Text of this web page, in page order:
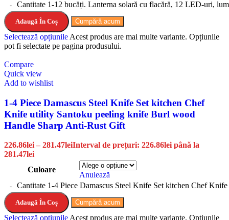
Cantitate 1-12 bucăți. Lanterna solară cu flacără, 12 LED-uri,
Adaugă În Coș Cumpără acum
Selectează opțiunile Acest produs are mai multe variante. Opțiunile
pot fi selectate pe pagina produsului.
Compare
Quick view
Add to wishlist
1-4 Piece Damascus Steel Knife Set kitchen Chef
Knife utility Santoku peeling knife Burl wood
Handle Sharp Anti-Rust Gift
226.86lei – 281.47leiInterval de prețuri: 226.86lei până la
281.47lei
Culoare
Anulează
Cantitate 1-4 Piece Damascus Steel Knife Set kitchen Chef
Adaugă În Coș Cumpără acum
Selectează opțiunile Acest produs are mai multe variante. Opțiunile